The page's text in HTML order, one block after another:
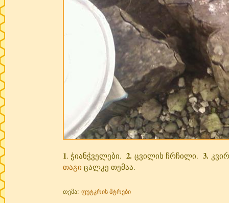
1. ჭიანჭველები. 2. ცვილის ჩრჩილი. 3.
თაგი ცალკე თემაა.
თემა: ფუტკრის მტრები